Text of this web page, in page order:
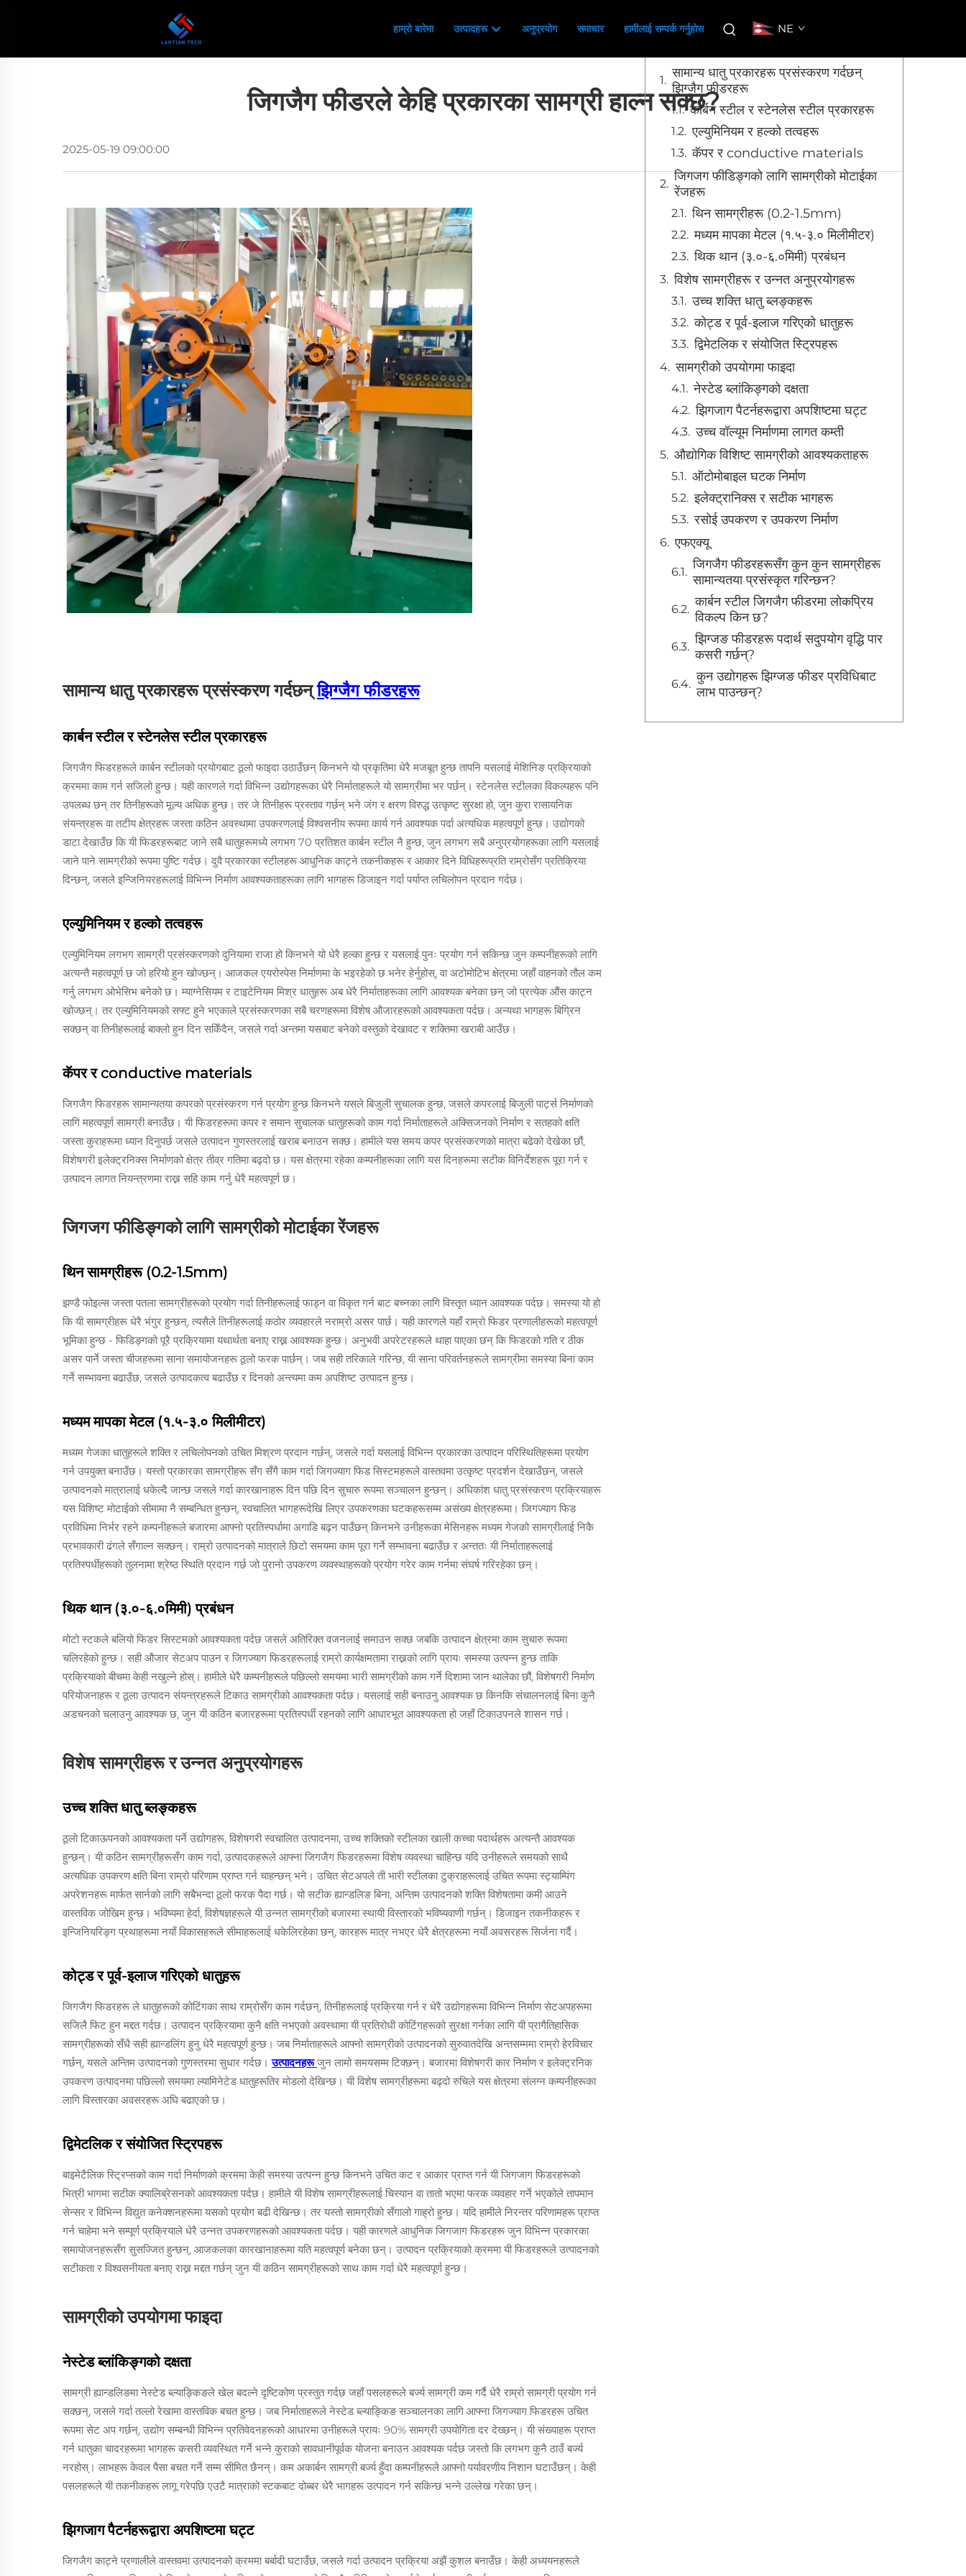
हाम्रो बारेमा उत्पादहरू अनुप्रयोग समाचार हामीलाई सम्पर्क गर्नुहोस NE
जिगजैग फीडरले केहि प्रकारका सामग्री हाल्न सक्छ?
2025-05-19 09:00:00
सामान्य धातु प्रकारहरू प्रसंस्करण गर्दछन्झिग्जैग फीडरहरू
कार्बन स्टील र स्टेनलेस स्टील प्रकारहरू
जिगजैग फिडरहरूले कार्बन स्टीलको प्रयोगबाट ठूलो फाइदा उठाउँछन् किनभने यो प्रकृतिमा धेरै मजबूत हुन्छ तापनि यसलाई मेशिनिङ प्रक्रियाको
क्रममा काम गर्न सजिलो हुन्छ। यही कारणले गर्दा विभिन्न उद्योगहरूका धेरै निर्माताहरूले यो सामग्रीमा भर पर्छन्। स्टेनलेस स्टीलका विकल्पहरू पनि
उपलब्ध छन् तर तिनीहरूको मूल्य अधिक हुन्छ। तर जे तिनीहरू प्रस्ताव गर्छन् भने जंग र क्षरण विरुद्ध उत्कृष्ट सुरक्षा हो, जुन कुरा रासायनिक
संयन्त्रहरू वा तटीय क्षेत्रहरू जस्ता कठिन अवस्थामा उपकरणलाई विश्वसनीय रूपमा कार्य गर्न आवश्यक पर्दा अत्यधिक महत्वपूर्ण हुन्छ। उद्योगको
डाटा देखाउँछ कि यी फिडरहरूबाट जाने सबै धातुहरूमध्ये लगभग 70 प्रतिशत कार्बन स्टील नै हुन्छ, जुन लगभग सबै अनुप्रयोगहरूका लागि यसलाई
जाने पाने सामग्रीको रूपमा पुष्टि गर्दछ। दुवै प्रकारका स्टीलहरू आधुनिक काट्ने तकनीकहरू र आकार दिने विधिहरूप्रति राम्रोसँग प्रतिक्रिया
दिन्छन्, जसले इन्जिनियरहरूलाई विभिन्न निर्माण आवश्यकताहरूका लागि भागहरू डिजाइन गर्दा पर्याप्त लचिलोपन प्रदान गर्दछ।
एल्युमिनियम र हल्को तत्वहरू
एल्युमिनियम लगभग सामग्री प्रसंस्करणको दुनियामा राजा हो किनभने यो धेरै हल्का हुन्छ र यसलाई पुनः प्रयोग गर्न सकिन्छ जुन कम्पनीहरूको लागि
अत्यन्तै महत्वपूर्ण छ जो हरियो हुन खोज्छन्। आजकल एयरोस्पेस निर्माणमा के भइरहेको छ भनेर हेर्नुहोस्, वा अटोमोटिभ क्षेत्रमा जहाँ वाहनको तौल कम
गर्नु लगभग ओभेसिभ बनेको छ। म्याग्नेसियम र टाइटेनियम मिश्र धातुहरू अब धेरै निर्माताहरूका लागि आवश्यक बनेका छन् जो प्रत्येक औंस काट्न
खोज्छन्। तर एल्युमिनियमको सफ्ट हुने भएकाले प्रसंस्करणका सबै चरणहरूमा विशेष औजारहरूको आवश्यकता पर्दछ। अन्यथा भागहरू बिग्रिन
सक्छन् वा तिनीहरूलाई बाक्लो हुन दिन सकिँदैन, जसले गर्दा अन्तमा यसबाट बनेको वस्तुको देखावट र शक्तिमा खराबी आउँछ।
कॅपर र conductive materials
जिगजैग फिडरहरू सामान्यतया कपरको प्रसंस्करण गर्न प्रयोग हुन्छ किनभने यसले बिजुली सुचालक हुन्छ, जसले कपरलाई बिजुली पार्ट्स निर्माणको
लागि महत्वपूर्ण सामग्री बनाउँछ। यी फिडरहरूमा कपर र समान सुचालक धातुहरूको काम गर्दा निर्माताहरूले अक्सिजनको निर्माण र सतहको क्षति
जस्ता कुराहरूमा ध्यान दिनुपर्छ जसले उत्पादन गुणस्तरलाई खराब बनाउन सक्छ। हामीले यस समय कपर प्रसंस्करणको मात्रा बढेको देखेका छौं,
विशेषगरी इलेक्ट्रनिक्स निर्माणको क्षेत्र तीव्र गतिमा बढ्दो छ। यस क्षेत्रमा रहेका कम्पनीहरूका लागि यस दिनहरूमा सटीक विनिर्देशहरू पूरा गर्न र
उत्पादन लागत नियन्त्रणमा राख्न सहि काम गर्नु धेरै महत्वपूर्ण छ।
जिगजग फीडिङ्गको लागि सामग्रीको मोटाईका रेंजहरू
थिन सामग्रीहरू (0.2-1.5mm)
झण्डै फोइल्स जस्ता पतला सामग्रीहरूको प्रयोग गर्दा तिनीहरूलाई फाड्न वा विकृत गर्न बाट बच्नका लागि विस्तृत ध्यान आवश्यक पर्दछ। समस्या यो हो
कि यी सामग्रीहरू धेरै भंगुर हुन्छन्, त्यसैले तिनीहरूलाई कठोर व्यवहारले नराम्रो असर पार्छ। यही कारणले यहाँ राम्रो फिडर प्रणालीहरूको महत्वपूर्ण
भूमिका हुन्छ - फिडिङ्गको पूरै प्रक्रियामा यथार्थता बनाए राख्न आवश्यक हुन्छ। अनुभवी अपरेटरहरूले थाहा पाएका छन् कि फिडरको गति र ठीक
असर पार्ने जस्ता चीजहरूमा साना समायोजनहरू ठूलो फरक पार्छन्। जब सही तरिकाले गरिन्छ, यी साना परिवर्तनहरूले सामग्रीमा समस्या बिना काम
गर्ने सम्भावना बढाउँछ, जसले उत्पादकत्व बढाउँछ र दिनको अन्त्यमा कम अपशिष्ट उत्पादन हुन्छ।
मध्यम मापका मेटल (१.५-३.० मिलीमीटर)
मध्यम गेजका धातुहरूले शक्ति र लचिलोपनको उचित मिश्रण प्रदान गर्छन्, जसले गर्दा यसलाई विभिन्न प्रकारका उत्पादन परिस्थितिहरूमा प्रयोग
गर्न उपयुक्त बनाउँछ। यस्तो प्रकारका सामग्रीहरू सँग सँगै काम गर्दा जिगज्याग फिड सिस्टमहरूले वास्तवमा उत्कृष्ट प्रदर्शन देखाउँछन्, जसले
उत्पादनको मात्रालाई धकेल्दै जान्छ जसले गर्दा कारखानाहरू दिन पछि दिन सुचारु रूपमा सञ्चालन हुन्छन्। अधिकांश धातु प्रसंस्करण प्रक्रियाहरू
यस विशिष्ट मोटाईको सीमामा नै सम्बन्धित हुन्छन्, स्वचालित भागहरूदेखि लिएर उपकरणका घटकहरूसम्म असंख्य क्षेत्रहरूमा। जिगज्याग फिड
प्रविधिमा निर्भर रहने कम्पनीहरूले बजारमा आफ्नो प्रतिस्पर्धामा अगाडि बढ्न पाउँछन् किनभने उनीहरूका मेसिनहरू मध्यम गेजको सामग्रीलाई निकै
प्रभावकारी ढंगले सँगाल्न सक्छन्। राम्रो उत्पादनको मात्राले छिटो समयमा काम पूरा गर्ने सम्भावना बढाउँछ र अन्ततः यी निर्माताहरूलाई
प्रतिस्पर्धीहरूको तुलनामा श्रेष्ठ स्थिति प्रदान गर्छ जो पुरानो उपकरण व्यवस्थाहरूको प्रयोग गरेर काम गर्नमा संघर्ष गरिरहेका छन्।
थिक थान (३.०-६.०मिमी) प्रबंधन
मोटो स्टकले बलियो फिडर सिस्टमको आवश्यकता पर्दछ जसले अतिरिक्त वजनलाई समाउन सक्छ जबकि उत्पादन क्षेत्रमा काम सुचारु रूपमा
चलिरहेको हुन्छ। सही औजार सेटअप पाउन र जिगज्याग फिडरहरूलाई राम्रो कार्यक्षमतामा राख्नको लागि प्रायः समस्या उत्पन्न हुन्छ ताकि
प्रक्रियाको बीचमा केही नखुल्ने होस्। हामीले धेरै कम्पनीहरूले पछिल्लो समयमा भारी सामग्रीको काम गर्ने दिशामा जान थालेका छौं, विशेषगरी निर्माण
परियोजनाहरू र ठूला उत्पादन संयन्त्रहरूले टिकाउ सामग्रीको आवश्यकता पर्दछ। यसलाई सही बनाउनु आवश्यक छ किनकि संचालनलाई बिना कुनै
अडचनको चलाउनु आवश्यक छ, जुन यी कठिन बजारहरूमा प्रतिस्पर्धी रहनको लागि आधारभूत आवश्यकता हो जहाँ टिकाउपनले शासन गर्छ।
विशेष सामग्रीहरू र उन्नत अनुप्रयोगहरू
उच्च शक्ति धातु ब्लङ्कहरू
ठूलो टिकाऊपनको आवश्यकता पर्ने उद्योगहरू, विशेषगरी स्वचालित उत्पादनमा, उच्च शक्तिको स्टीलका खाली कच्चा पदार्थहरू अत्यन्तै आवश्यक
हुन्छन्। यी कठिन सामग्रीहरूसँग काम गर्दा, उत्पादकहरूले आफ्ना जिगजैग फिडरहरूमा विशेष व्यवस्था चाहिन्छ यदि उनीहरूले समयको साथै
अत्यधिक उपकरण क्षति बिना राम्रो परिणाम प्राप्त गर्न चाहन्छन् भने। उचित सेटअपले ती भारी स्टीलका टुक्राहरूलाई उचित रूपमा स्ट्याम्पिंग
अपरेशनहरू मार्फत सार्नको लागि सबैभन्दा ठूलो फरक पैदा गर्छ। यो सटीक ह्यान्डलिङ बिना, अन्तिम उत्पादनको शक्ति विशेषतामा कमी आउने
वास्तविक जोखिम हुन्छ। भविष्यमा हेर्दा, विशेषज्ञहरूले यी उन्नत सामग्रीको बजारमा स्थायी विस्तारको भविष्यवाणी गर्छन्। डिजाइन तकनीकहरू र
इन्जिनियरिङ्ग प्रथाहरूमा नयाँ विकासहरूले सीमाहरूलाई धकेलिरहेका छन्, कारहरू मात्र नभएर धेरै क्षेत्रहरूमा नयाँ अवसरहरू सिर्जना गर्दै।
कोट्ड र पूर्व-इलाज गरिएको धातुहरू
जिगजैग फिडरहरू ले धातुहरूको कोटिंगका साथ राम्रोसँग काम गर्दछन्, तिनीहरूलाई प्रक्रिया गर्न र धेरै उद्योगहरूमा विभिन्न निर्माण सेटअपहरूमा
सजिलै फिट हुन मद्दत गर्दछ। उत्पादन प्रक्रियामा कुनै क्षति नभएको अवस्थामा यी प्रतिरोधी कोटिंगहरूको सुरक्षा गर्नका लागि यी प्रागैतिहासिक
सामग्रीहरूको सँधै सही ह्यान्डलिंग हुनु धेरै महत्वपूर्ण हुन्छ। जब निर्माताहरूले आफ्नो सामग्रीको उत्पादनको सुरुवातदेखि अन्तसम्ममा राम्रो हेरविचार
गर्छन्, यसले अन्तिम उत्पादनको गुणस्तरमा सुधार गर्दछ।उत्पादनहरूजुन लामो समयसम्म टिक्छन्। बजारमा विशेषगरी कार निर्माण र इलेक्ट्रनिक
उपकरण उत्पादनमा पछिल्लो समयमा ल्यामिनेटेड धातुहरूतिर मोडलो देखिन्छ। यी विशेष सामग्रीहरूमा बढ्दो रुचिले यस क्षेत्रमा संलग्न कम्पनीहरूका
लागि विस्तारका अवसरहरू अघि बढाएको छ।
द्विमेटलिक र संयोजित स्ट्रिपहरू
बाइमेटैलिक स्ट्रिप्सको काम गर्दा निर्माणको क्रममा केही समस्या उत्पन्न हुन्छ किनभने उचित कट र आकार प्राप्त गर्न यी जिगजाग फिडरहरूको
भित्री भागमा सटीक क्यालिब्रेसनको आवश्यकता पर्दछ। हामीले यी विशेष सामग्रीहरूलाई चिस्यान वा तातो भएमा फरक व्यवहार गर्ने भएकोले तापमान
सेन्सर र विभिन्न विद्युत कनेक्शनहरूमा यसको प्रयोग बढी देखिन्छ। तर यस्तो सामग्रीको सँगालो गाह्रो हुन्छ। यदि हामीले निरन्तर परिणामहरू प्राप्त
गर्न चाहेमा भने सम्पूर्ण प्रक्रियाले धेरै उन्नत उपकरणहरूको आवश्यकता पर्दछ। यही कारणले आधुनिक जिगजाग फिडरहरू जुन विभिन्न प्रकारका
समायोजनहरूसँग सुसज्जित हुन्छन्, आजकलका कारखानाहरूमा यति महत्वपूर्ण बनेका छन्। उत्पादन प्रक्रियाको क्रममा यी फिडरहरूले उत्पादनको
सटीकता र विश्वसनीयता बनाए राख्न मद्दत गर्छन् जुन यी कठिन सामग्रीहरूको साथ काम गर्दा धेरै महत्वपूर्ण हुन्छ।
सामग्रीको उपयोगमा फाइदा
नेस्टेड ब्लांकिङ्गको दक्षता
सामग्री ह्यान्डलिङमा नेस्टेड ब्ल्याङ्किङले खेल बदल्ने दृष्टिकोण प्रस्तुत गर्दछ जहाँ पसलहरूले बर्ज्य सामग्री कम गर्दै धेरै राम्रो सामग्री प्रयोग गर्न
सक्छन्, जसले गर्दा तल्लो रेखामा वास्तविक बचत हुन्छ। जब निर्माताहरूले नेस्टेड ब्ल्याङ्किङ सञ्चालनका लागि आफ्ना जिगज्याग फिडरहरू उचित
रूपमा सेट अप गर्छन्, उद्योग सम्बन्धी विभिन्न प्रतिवेदनहरूको आधारमा उनीहरूले प्रायः 90% सामग्री उपयोगिता दर देख्छन्। यी संख्याहरू प्राप्त
गर्न धातुका चादरहरूमा भागहरू कसरी व्यवस्थित गर्ने भन्ने कुराको सावधानीपूर्वक योजना बनाउन आवश्यक पर्दछ जस्तो कि लगभग कुनै ठाउँ बर्ज्य
नरहोस्। लाभहरू केवल पैसा बचत गर्ने सम्म सीमित छैनन्। कम अकार्बन सामग्री बर्ज्य हुँदा कम्पनीहरूले आफ्नो पर्यावरणीय निशान घटाउँछन्। केही
पसलहरूले यी तकनीकहरू लागू गरेपछि एउटै मात्राको स्टकबाट दोब्बर धेरै भागहरू उत्पादन गर्न सकिन्छ भन्ने उल्लेख गरेका छन्।
झिगजाग पैटर्नहरूद्वारा अपशिष्टमा घट्ट
जिगजैग काट्ने प्रणालीले वास्तवमा उत्पादनको क्रममा बर्बादी घटाउँछ, जसले गर्दा उत्पादन प्रक्रिया अझैं कुशल बनाउँछ। केही अध्ययनहरूले
विषय सूची
सामान्य धातु प्रकारहरू प्रसंस्करण गर्दछन्
झिग्जैग फीडरहरू
कार्बन स्टील र स्टेनलेस स्टील प्रकारहरू
एल्युमिनियम र हल्को तत्वहरू
कॅपर र conductive materials
जिगजग फीडिङ्गको लागि सामग्रीको मोटाईका
रेंजहरू
थिन सामग्रीहरू (0.2-1.5mm)
मध्यम मापका मेटल (१.५-३.० मिलीमीटर)
थिक थान (३.०-६.०मिमी) प्रबंधन
विशेष सामग्रीहरू र उन्नत अनुप्रयोगहरू
उच्च शक्ति धातु ब्लङ्कहरू
कोट्ड र पूर्व-इलाज गरिएको धातुहरू
द्विमेटलिक र संयोजित स्ट्रिपहरू
सामग्रीको उपयोगमा फाइदा
नेस्टेड ब्लांकिङ्गको दक्षता
झिगजाग पैटर्नहरूद्वारा अपशिष्टमा घट्ट
उच्च वॉल्यूम निर्माणमा लागत कम्ती
औद्योगिक विशिष्ट सामग्रीको आवश्यकताहरू
ऑटोमोबाइल घटक निर्माण
इलेक्ट्रानिक्स र सटीक भागहरू
रसोई उपकरण र उपकरण निर्माण
एफएक्यू
जिगजैग फीडरहरूसँग कुन कुन सामग्रीहरू
सामान्यतया प्रसंस्कृत गरिन्छन?
कार्बन स्टील जिगजैग फीडरमा लोकप्रिय
विकल्प किन छ?
झिग्जङ फीडरहरू पदार्थ सदुपयोग वृद्धि पार
कसरी गर्छन्?
कुन उद्योगहरू झिग्जङ फीडर प्रविधिबाट
लाभ पाउन्छन्?